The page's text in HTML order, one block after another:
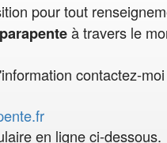
pour tout
à travers le
contactez-
en ligne ci-dessous.